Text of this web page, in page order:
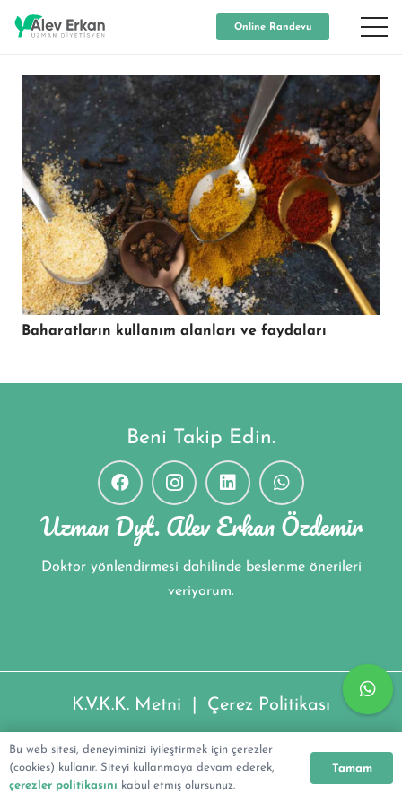
Online Randevu
Baharatların kullanım alanları ve faydaları
Beni Takip Edin.
Uzman Dyt. Alev Erkan Özdemir
Doktor yönlendirmesi dahilinde beslenme önerileri
veriyorum.
K.V.K.K. Metni Çerez Politikası
Uzman Dyt. Alev Erkan Özdemir ©2022
Bu web sitesi, deneyiminizi iyileştirmek için çerezler
(cookies) kullanır. Siteyi kullanmaya devam ederek,
çerezler politikasını kabul etmiş olursunuz.
Tamam